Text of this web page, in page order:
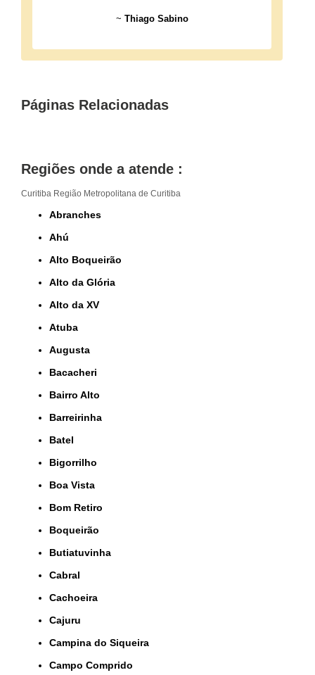
~ Thiago Sabino
Páginas Relacionadas
Regiões onde a atende :
Curitiba Região Metropolitana de Curitiba
Abranches
Ahú
Alto Boqueirão
Alto da Glória
Alto da XV
Atuba
Augusta
Bacacheri
Bairro Alto
Barreirinha
Batel
Bigorrilho
Boa Vista
Bom Retiro
Boqueirão
Butiatuvinha
Cabral
Cachoeira
Cajuru
Campina do Siqueira
Campo Comprido